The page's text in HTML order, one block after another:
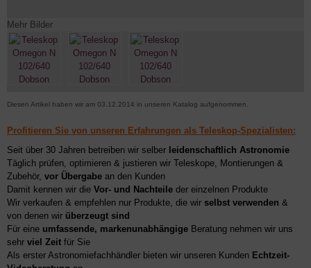
Mehr Bilder
Diesen Artikel haben wir am 03.12.2014 in unseren Katalog aufgenommen.
Profitieren Sie von unseren Erfahrungen als Teleskop-Spezialisten:
Seit über 30 Jahren betreiben wir selber leidenschaftlich Astronomie
Täglich prüfen, optimieren & justieren wir Teleskope, Montierungen &
Zubehör, vor Übergabe an den Kunden
Damit kennen wir die Vor- und Nachteile der einzelnen Produkte
Wir verkaufen & empfehlen nur Produkte, die wir selbst verwenden &
von denen wir überzeugt sind
Für eine umfassende, markenunabhängige Beratung nehmen wir uns
sehr viel Zeit für Sie
Als erster Astronomiefachhändler bieten wir unseren Kunden Echtzeit-